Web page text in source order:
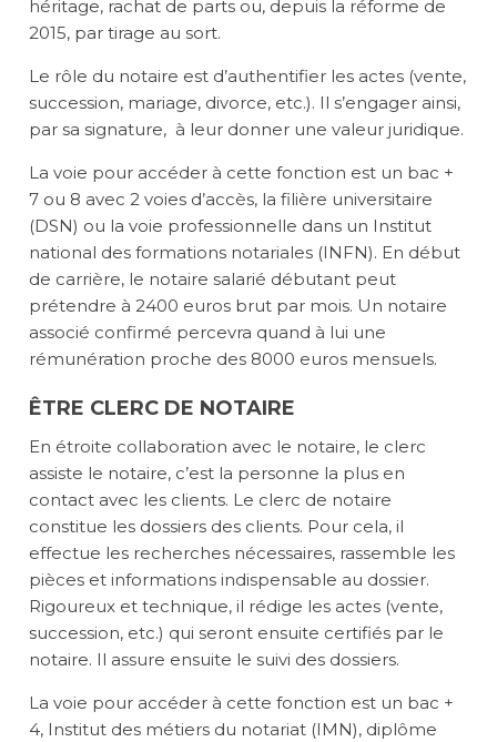
héritage, rachat de parts ou, depuis la réforme de
2015, par tirage au sort.
Le rôle du notaire est d’authentifier les actes (vente,
succession, mariage, divorce, etc.). Il s’engager ainsi,
par sa signature, à leur donner une valeur juridique.
La voie pour accéder à cette fonction est un bac +
7 ou 8 avec 2 voies d’accès, la filière universitaire
(DSN) ou la voie professionnelle dans un Institut
national des formations notariales (INFN). En début
de carrière, le notaire salarié débutant peut
prétendre à 2400 euros brut par mois. Un notaire
associé confirmé percevra quand à lui une
rémunération proche des 8000 euros mensuels.
ÊTRE CLERC DE NOTAIRE
En étroite collaboration avec le notaire, le clerc
assiste le notaire, c’est la personne la plus en
contact avec les clients. Le clerc de notaire
constitue les dossiers des clients. Pour cela, il
effectue les recherches nécessaires, rassemble les
pièces et informations indispensable au dossier.
Rigoureux et technique, il rédige les actes (vente,
succession, etc.) qui seront ensuite certifiés par le
notaire. Il assure ensuite le suivi des dossiers.
La voie pour accéder à cette fonction est un bac +
4, Institut des métiers du notariat (IMN), diplôme